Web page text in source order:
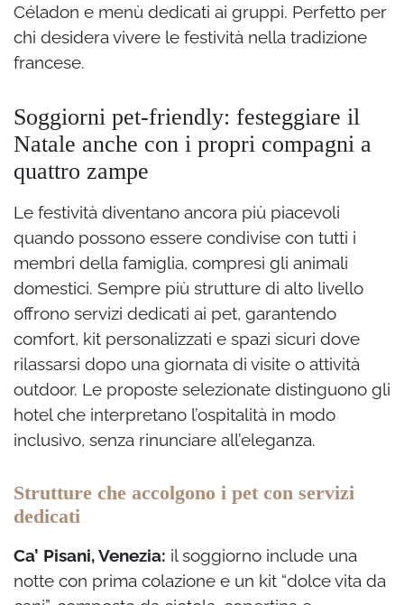
Céladon e menù dedicati ai gruppi. Perfetto per
chi desidera vivere le festività nella tradizione
francese.
Soggiorni pet-friendly: festeggiare il
Natale anche con i propri compagni a
quattro zampe
Le festività diventano ancora più piacevoli
quando possono essere condivise con tutti i
membri della famiglia, compresi gli animali
domestici. Sempre più strutture di alto livello
offrono servizi dedicati ai pet, garantendo
comfort, kit personalizzati e spazi sicuri dove
rilassarsi dopo una giornata di visite o attività
outdoor. Le proposte selezionate distinguono gli
hotel che interpretano l’ospitalità in modo
inclusivo, senza rinunciare all’eleganza.
Strutture che accolgono i pet con servizi
dedicati
Ca’ Pisani, Venezia: il soggiorno include una
notte con prima colazione e un kit “dolce vita da